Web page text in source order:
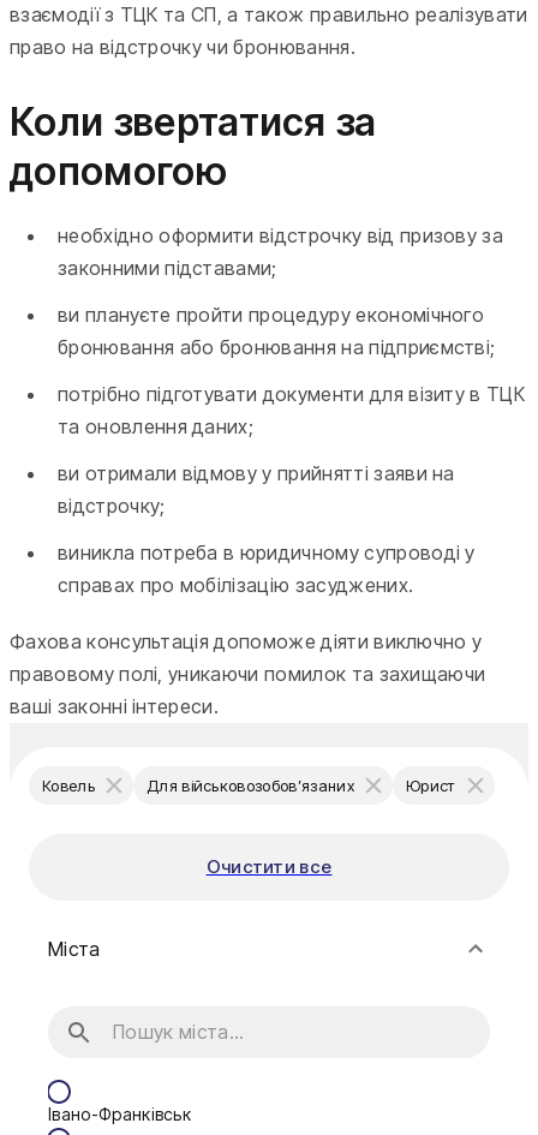
взаємодії з ТЦК та СП, а також правильно реалізувати
право на відстрочку чи бронювання.
Коли звертатися за
допомогою
необхідно оформити відстрочку від призову за
законними підставами;
ви плануєте пройти процедуру економічного
бронювання або бронювання на підприємстві;
потрібно підготувати документи для візиту в ТЦК
та оновлення даних;
ви отримали відмову у прийнятті заяви на
відстрочку;
виникла потреба в юридичному супроводі у
справах про мобілізацію засуджених.
Фахова консультація допоможе діяти виключно у
правовому полі, уникаючи помилок та захищаючи
ваші законні інтереси.
Ковель Для військовозобов’язаних Юрист
Очистити все
Міста
Івано-Франківськ